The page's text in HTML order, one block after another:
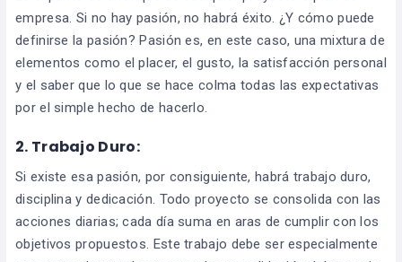
empresa. Si no hay pasión, no habrá éxito. ¿Y cómo puede
definirse la pasión? Pasión es, en este caso, una mixtura de
elementos como el placer, el gusto, la satisfacción personal
y el saber que lo que se hace colma todas las expectativas
por el simple hecho de hacerlo.
2. Trabajo Duro:
Si existe esa pasión, por consiguiente, habrá trabajo duro,
disciplina y dedicación. Todo proyecto se consolida con las
acciones diarias; cada día suma en aras de cumplir con los
objetivos propuestos. Este trabajo debe ser especialmente